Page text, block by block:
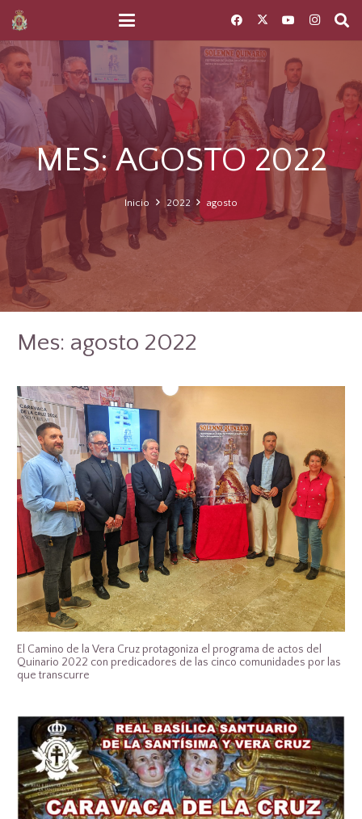
MES:AGOSTO 2022
Inicio 2022 agosto
Mes: agosto 2022
El Camino de la Vera Cruz protagoniza el programa de actos del
Quinario 2022 con predicadores de las cinco comunidades por las
que transcurre